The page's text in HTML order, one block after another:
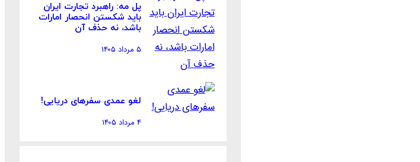
پل مه: راهبرد تجارت ایران
باید شکستن انحصار امارات
باشد، نه حذف آن
۵ مرداد ۱۴۰۵
لغو عمدی سفرهای دریایی!
۴ مرداد ۱۴۰۵